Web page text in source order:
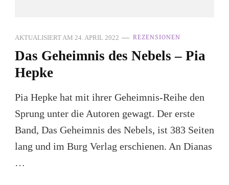
AKTUALISIERT AM 24. APRIL 2022 REZENSIONEN
Das Geheimnis des Nebels – Pia
Hepke
Pia Hepke hat mit ihrer Geheimnis-Reihe den
Sprung unter die Autoren gewagt. Der erste
Band, Das Geheimnis des Nebels, ist 383 Seiten
lang und im Burg Verlag erschienen. An Dianas
…